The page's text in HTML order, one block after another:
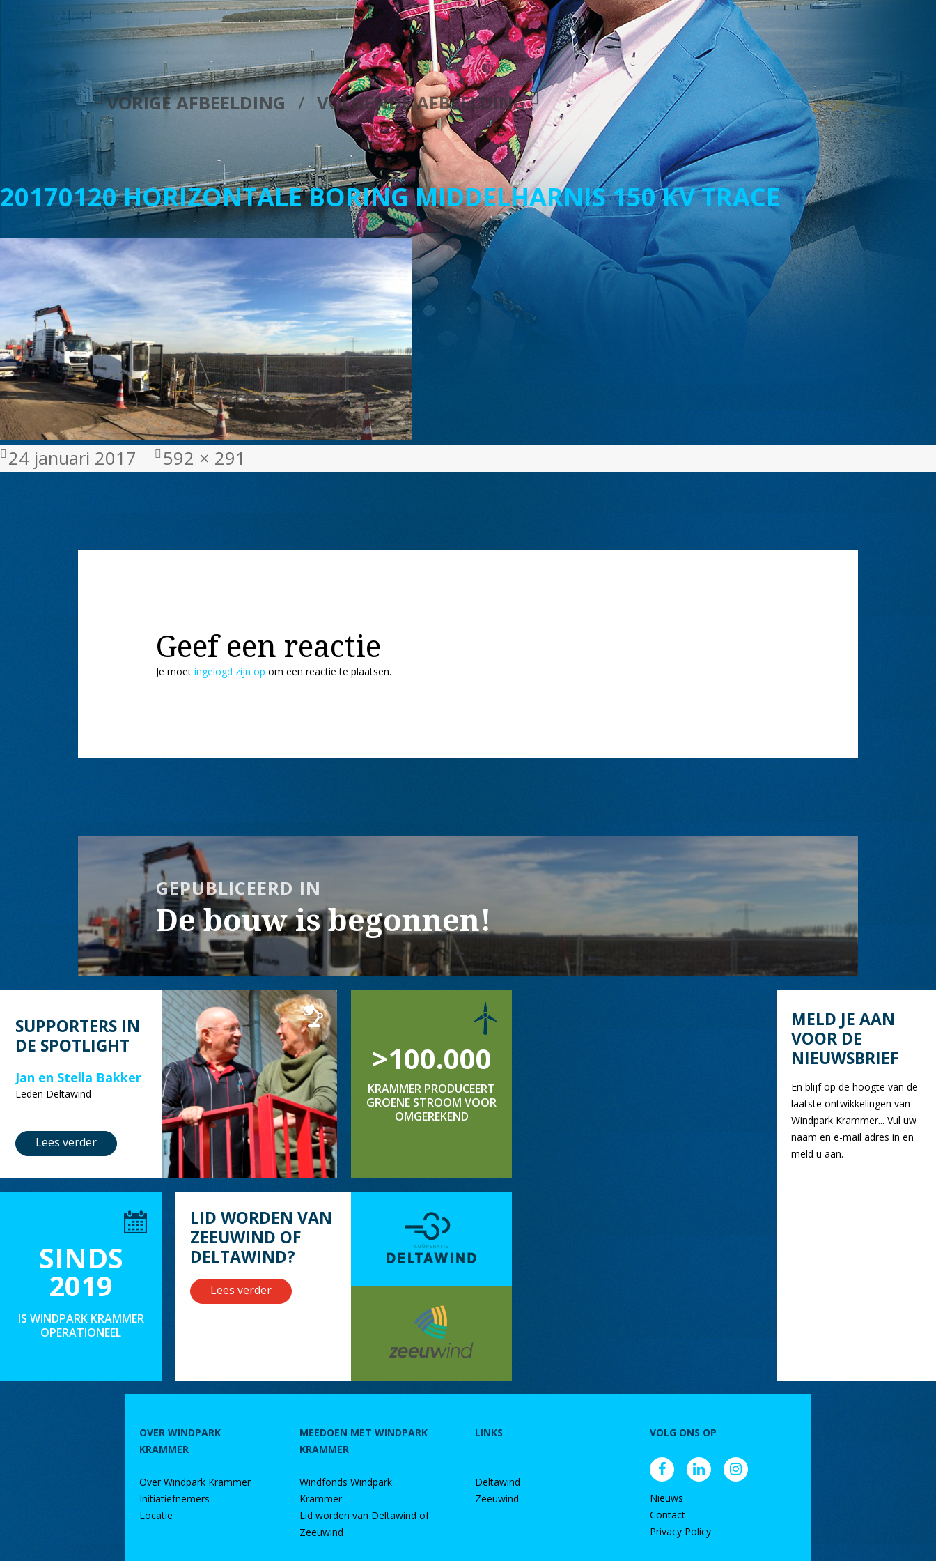
VORIGE AFBEELDING VOLGENDE AFBEELDING
20170120 HORIZONTALE BORING MIDDELHARNIS 150 KV TRACE
Geplaatst
24 januari 2017
Volledige
592 × 291
Geef een reactie
Je moet ingelogd zijn op om een reactie te plaatsen.
GEPUBLICEERD IN
De bouw is begonnen!
SUPPORTERS IN
DE SPOTLIGHT
Jan en Stella Bakker
Leden Deltawind
Lees verder
>100.000
KRAMMER PRODUCEERT
GROENE STROOM VOOR
OMGEREKEND
SINDS
2019
IS WINDPARK KRAMMER
OPERATIONEEL
LID WORDEN VAN
ZEEUWIND OF
DELTAWIND?
Lees verder
MELD JE AAN
VOOR DE
NIEUWSBRIEF
En blijf op de hoogte van de
laatste ontwikkelingen van
Windpark Krammer... Vul uw
naam en e-mail adres in en
meld u aan.
OVER WINDPARK
KRAMMER
Over Windpark Krammer
Initiatiefnemers
Locatie
MEEDOEN MET WINDPARK
KRAMMER
Windfonds Windpark
Krammer
Lid worden van Deltawind of
Zeeuwind
LINKS
Deltawind
Zeeuwind
VOLG ONS OP
Nieuws
Contact
Privacy Policy